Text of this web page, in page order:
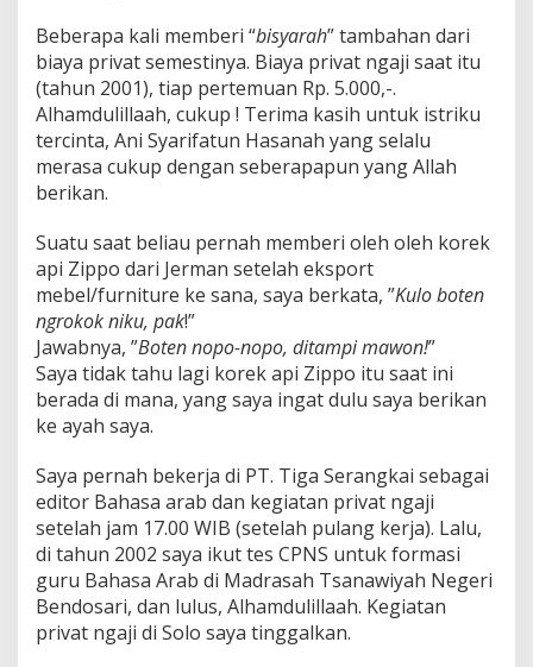
Beberapa kali memberi “bisyarah” tambahan dari
biaya privat semestinya. Biaya privat ngaji saat itu
(tahun 2001), tiap pertemuan Rp. 5.000,-.
Alhamdulillaah, cukup ! Terima kasih untuk istriku
tercinta, Ani Syarifatun Hasanah yang selalu
merasa cukup dengan seberapapun yang Allah
berikan.
Suatu saat beliau pernah memberi oleh oleh korek
api Zippo dari Jerman setelah eksport
mebel/furniture ke sana, saya berkata, ”Kulo boten
ngrokok niku, pak!”
Jawabnya, ”Boten nopo-nopo, ditampi mawon!”
Saya tidak tahu lagi korek api Zippo itu saat ini
berada di mana, yang saya ingat dulu saya berikan
ke ayah saya.
Saya pernah bekerja di PT. Tiga Serangkai sebagai
editor Bahasa arab dan kegiatan privat ngaji
setelah jam 17.00 WIB (setelah pulang kerja). Lalu,
di tahun 2002 saya ikut tes CPNS untuk formasi
guru Bahasa Arab di Madrasah Tsanawiyah Negeri
Bendosari, dan lulus, Alhamdulillaah. Kegiatan
privat ngaji di Solo saya tinggalkan.